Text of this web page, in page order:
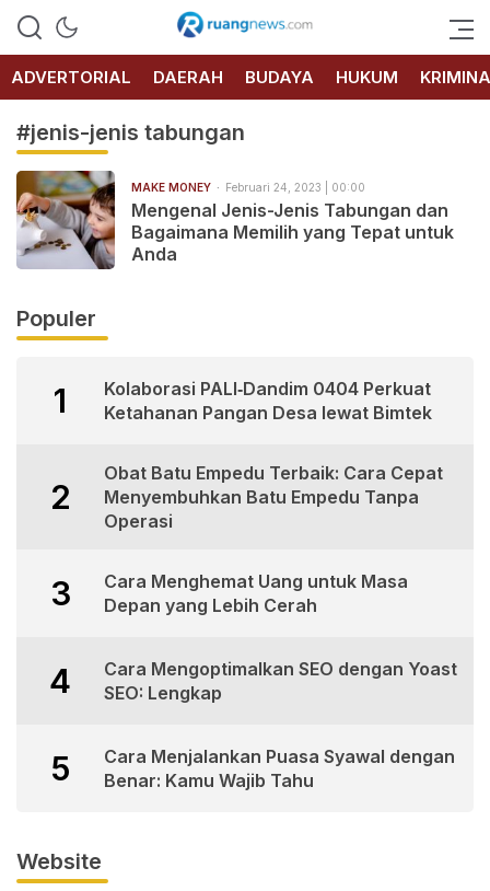
RUANG
NEWS
ADVERTORIAL
DAERAH BUDAYA HUKUM
#jenis-jenis tabungan
MAKE MONEY Februari 24, 2023 | 00:00
Mengenal Jenis-Jenis Tabungan dan
Bagaimana Memilih yang Tepat untuk
Anda
Populer
1
Kolaborasi PALI‑Dandim 0404 Perkuat
Ketahanan Pangan Desa lewat Bimtek
2
Obat Batu Empedu Terbaik: Cara Cepat
Menyembuhkan Batu Empedu Tanpa
Operasi
3
Cara Menghemat Uang untuk Masa
Depan yang Lebih Cerah
4
Cara Mengoptimalkan SEO dengan Yoast
SEO: Lengkap
5
Cara Menjalankan Puasa Syawal dengan
Benar: Kamu Wajib Tahu
Website